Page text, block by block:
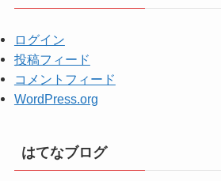
ログイン
投稿フィード
コメントフィード
WordPress.org
はてなブログ